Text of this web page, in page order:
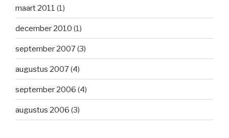
maart 2011 (1)
december 2010 (1)
september 2007(3)
augustus 2007(4)
september 2006 (4)
augustus 2006 (3)